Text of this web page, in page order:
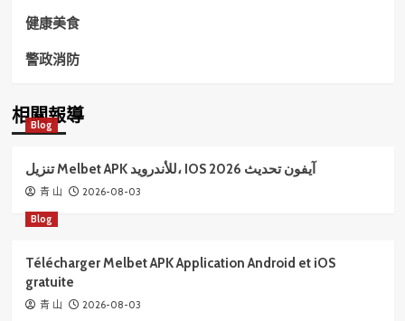
健康美食
警政消防
相關報導
Blog
تنزيل Melbet APK للأندرويد، IOS آيفون تحديث 2026
青 山 2026-08-03
Blog
Télécharger Melbet APK Application Android et iOS
gratuite
青 山 2026-08-03